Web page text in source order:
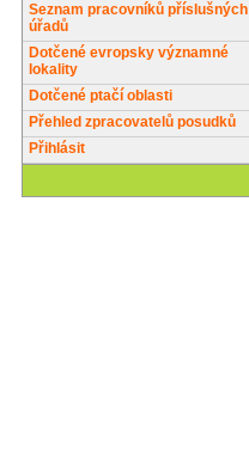
Seznam pracovníků příslušných
úřadů
Dotčené evropsky významné
lokality
Dotčené ptačí oblasti
Přehled zpracovatelů posudků
Přihlásit